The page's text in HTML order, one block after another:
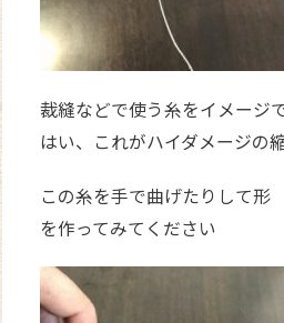
裁縫などで使う糸をイメージ
はい、これがハイダメージの
この糸を手で曲げたりして形
を作ってみてください